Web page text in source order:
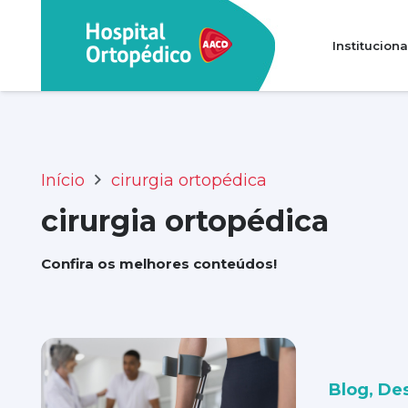
Início cirurgia ortopédica
cirurgia ortopédica
Confira os melhores conteúdos!
Blog,